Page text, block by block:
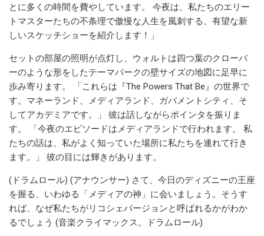
とに多くの時間を費やしています。 今夜は、私たちのエリー
トマスターたちの不条理で傲慢な人生を風刺する、有望な新
しいスケッチショーを紹介します！」
セットの部屋の照明が点灯し、ウォルトは四つ葉のクローバ
ーのような形をしたテーマパークの壁サイズの地図に足早に
歩み寄ります。 「これらは『The Powers That Be』の世界で
す。マネーランド、メディアランド、ガバメントシティ、そ
してアカデミアです。」 彼は話しながらポインタを振りま
す。 「今夜のエピソードはメディアランドで行われます。 私
たちの話は、私がよく知っていた場所に私たちを連れて行き
ます。」 彼の目には輝きがあります。
(ドラムロール) (アナウンサー) さて、今日のディズニーの王座
を握る、いわゆる「メディアの神」に会いましょう。そうす
れば、なぜ私たちがリコシェバージョンと呼ばれるかがわか
るでしょう (音楽クライマックス。ドラムロール)